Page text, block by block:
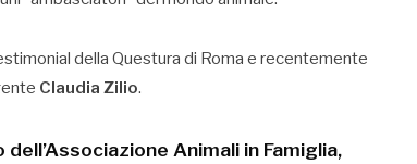
della Questura di Roma e recentemente
Claudia Zilio.
Associazione Animali in Famiglia,